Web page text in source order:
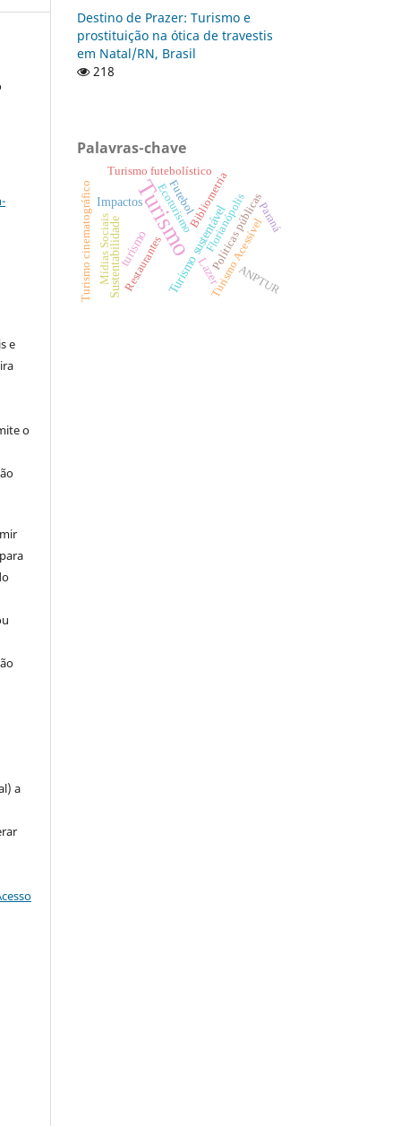
e
o
a
Destino de Prazer: Turismo e
prostituição na ótica de travestis
em Natal/RN, Brasil
218
Palavras-chave
TurismoTurismo sustentável
turismo
Impactos
Lazer
Sustentabilidade
EcoturismoFlorianópolis
Turismo cinematográficoMídias Sociais Políticas públicas
Turismo Acessível
Restaurantes
Paraná
Bibliometria
Turismo futebolístico
Futebol
ANPTUR